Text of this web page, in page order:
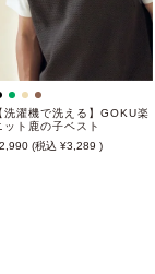
洗濯機で洗える】GOKU楽
ット鹿の子ベスト
2,990
3,289